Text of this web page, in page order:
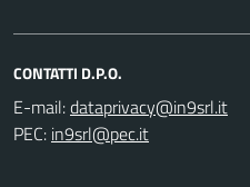
CONTATTI D.P.O.
E-mail:
PEC: